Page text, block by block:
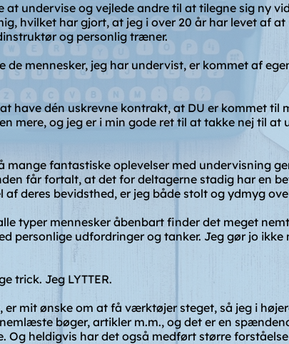
undervise og vejlede andre til at tilegne sig ny
hvilket har gjort, at jeg i over 20 år har levet af
og personlig træner.
de mennesker, jeg har undervist, er kommet af
have dén uskrevne kontrakt, at DU er kommet til
mere, og jeg er i min gode ret til at takke nej til at
fantastiske oplevelser med undervisning
får fortalt, at det for deltagerne stadig har en
deres bevidsthed, er jeg både stolt og ydmyg
typer mennesker åbenbart finder det meget
personlige udfordringer og tanker. Jeg gør jo
trick. Jeg LYTTER.
mit ønske om at få værktøjer steget, så jeg i
bøger, artikler m.m., og det er en
Og heldigvis har det også medført større